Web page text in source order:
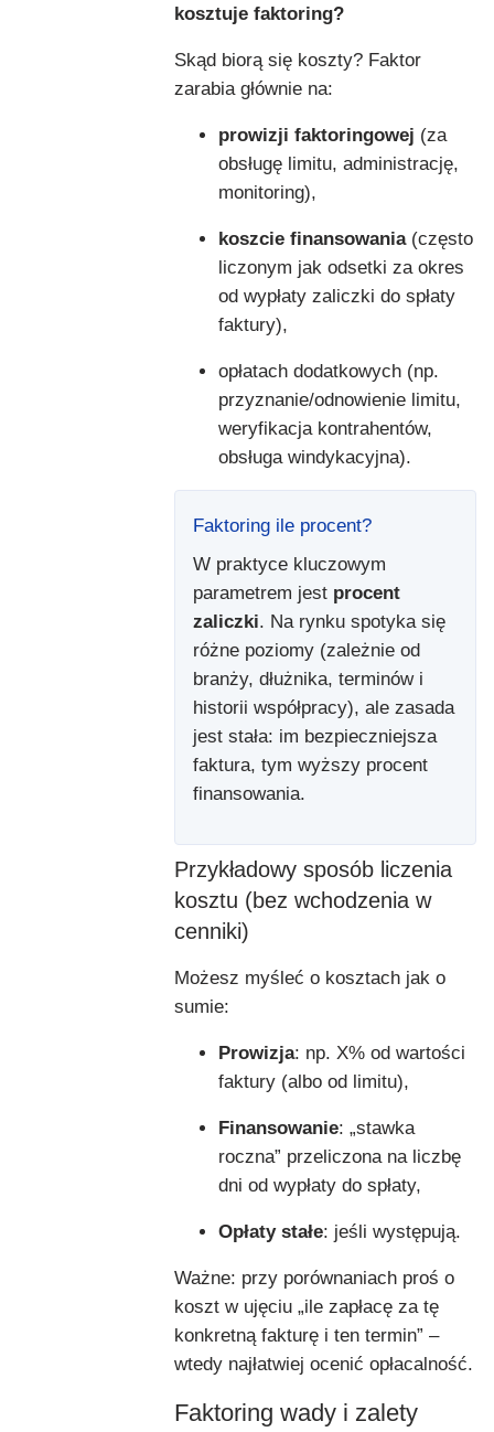
kosztuje faktoring?
Skąd biorą się koszty? Faktor
zarabia głównie na:
prowizji faktoringowej (za
obsługę limitu, administrację,
monitoring),
koszcie finansowania(często
liczonym jak odsetki za okres
od wypłaty zaliczki do spłaty
faktury),
opłatach dodatkowych (np.
przyznanie/odnowienie limitu,
weryfikacja kontrahentów,
obsługa windykacyjna).
Faktoring ile procent?
W praktyce kluczowym
parametrem jest procent
zaliczki. Na rynku spotyka się
różne poziomy (zależnie od
branży, dłużnika, terminów i
historii współpracy), ale zasada
jest stała: im bezpieczniejsza
faktura, tym wyższy procent
finansowania.
Przykładowy sposób liczenia
kosztu (bez wchodzenia w
cenniki)
Możesz myśleć o kosztach jak o
sumie:
Prowizja: np. X% od wartości
faktury (albo od limitu),
Finansowanie: „stawka
roczna” przeliczona na liczbę
dni od wypłaty do spłaty,
Opłaty stałe: jeśli występują.
Ważne: przy porównaniach proś o
koszt w ujęciu „ile zapłacę za tę
konkretną fakturę i ten termin” –
wtedy najłatwiej ocenić opłacalność.
Faktoring wady i zalety